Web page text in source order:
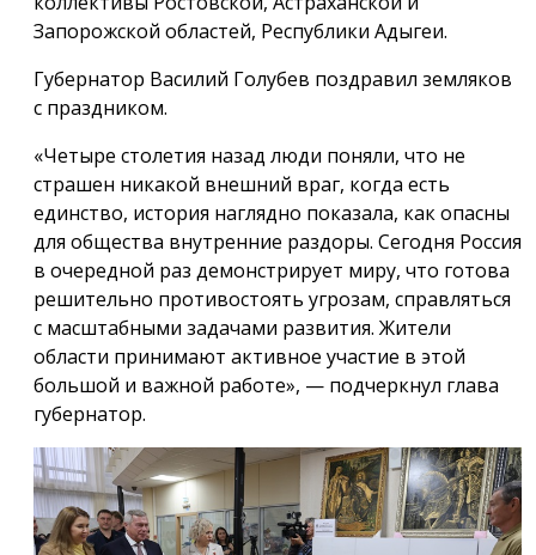
Запорожской областей, Республики Адыгеи.
Губернатор Василий Голубев поздравил земляков
с праздником.
«Четыре столетия назад люди поняли, что не
страшен никакой внешний враг, когда есть
единство, история наглядно показала, как опасны
для общества внутренние раздоры. Сегодня Россия
в очередной раз демонстрирует миру, что готова
решительно противостоять угрозам, справляться
с масштабными задачами развития. Жители
области принимают активное участие в этой
большой и важной работе», — подчеркнул глава
губернатор.